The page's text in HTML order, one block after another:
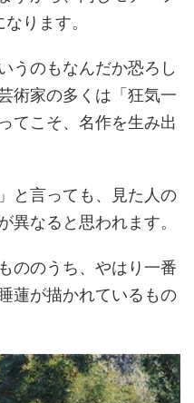
ります。
うのもなんだか恐ろし
術家の多くは「狂気一
てこそ、名作を生み出
と言っても、見た人の
異なると思われます。
ののうち、やはり一番
蓮が描かれているもの